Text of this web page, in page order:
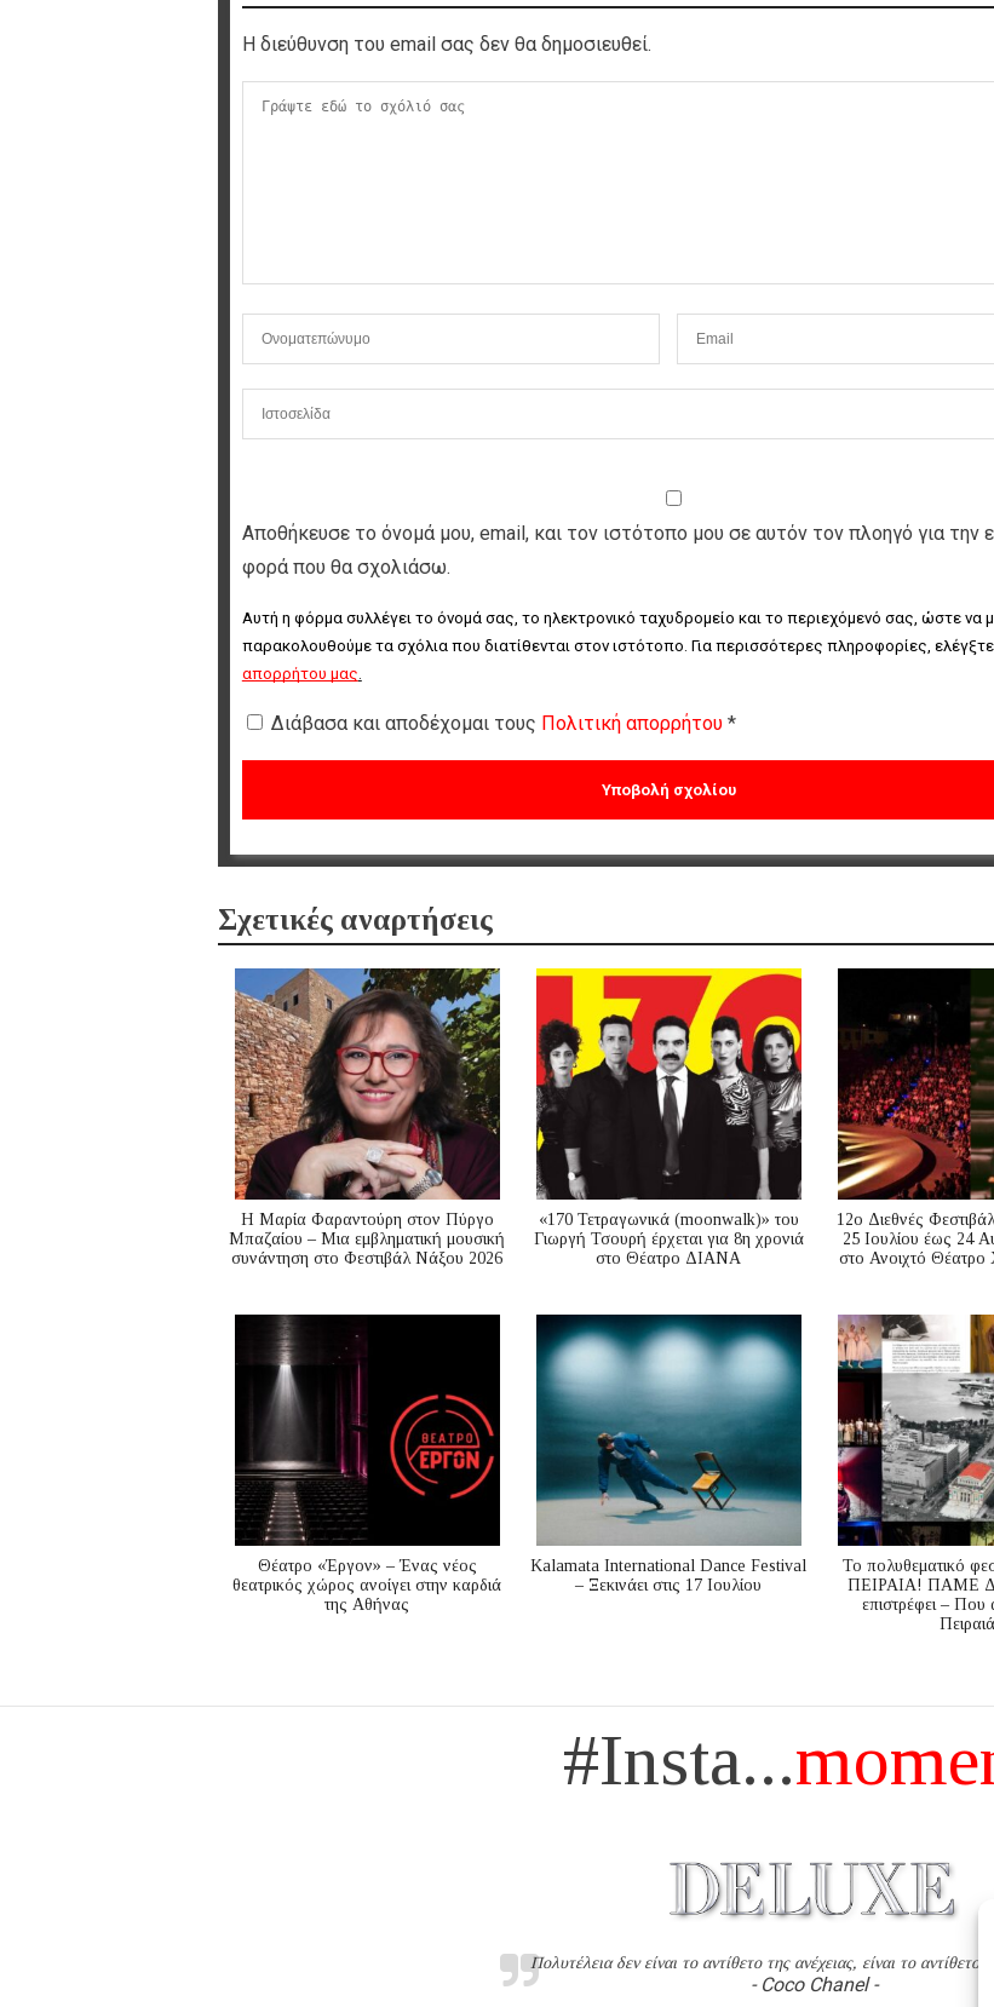
Η διεύθυνση του email σας δεν θα δημοσιευθεί.
Αποθήκευσε το όνομά μου, email, και τον ιστότοπο μου σε αυτόν τον πλοηγό για την
φορά που θα σχολιάσω.
Αυτή η φόρμα συλλέγει το όνομά σας, το ηλεκτρονικό ταχυδρομείο και το περιεχόμενό σας, ώστε να
παρακολουθούμε τα σχόλια που διατίθενται στον ιστότοπο. Για περισσότερες πληροφορίες,
απορρήτου μας.
Διάβασα και αποδέχομαι τους Πολιτική απορρήτου *
Σχετικές αναρτήσεις
Η Μαρία Φαραντούρη στον Πύργο
Μπαζαίου – Μια εμβληματική μουσική
συνάντηση στο Φεστιβάλ Νάξου 2026
«170 Τετραγωνικά (moonwalk)» του
Γιωργή Τσουρή έρχεται για 8η χρονιά
στο Θέατρο ΔΙΑΝΑ
12ο Διεθνές
25 Ιουλίου έως 24
στο Ανοιχτό
Θέατρο «Έργον» – Ένας νέος
θεατρικός χώρος ανοίγει στην καρδιά
της Αθήνας
Kalamata International Dance Festival
– Ξεκινάει στις 17 Ιουλίου
Το πολυθεματικό
ΠΕΙΡΑΙΑ! ΠΑΜΕ
επιστρέφει – Που
#Insta...
Πολυτέλεια δεν είναι το αντίθετο της ανέχειας, είναι το αντίθετο
- Coco Chanel -